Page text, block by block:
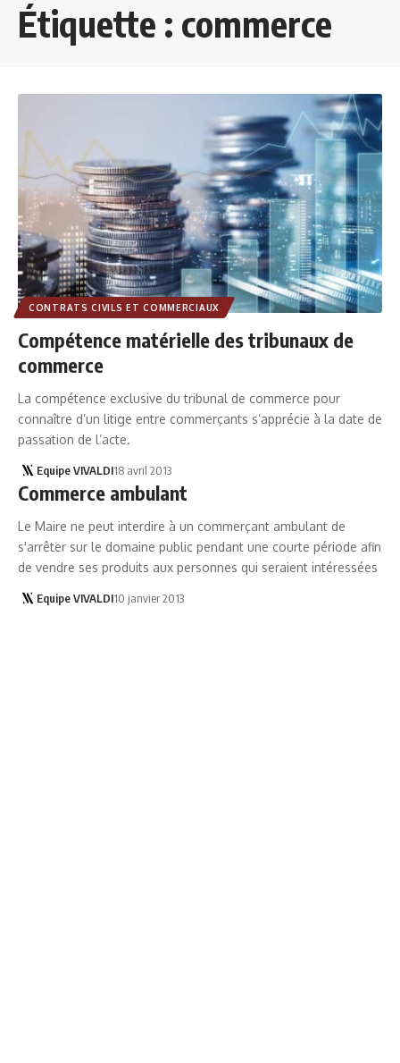
Étiquette : commerce
CONTRATS CIVILS ET COMMERCIAUX
Compétence matérielle des tribunaux de
commerce
La compétence exclusive du tribunal de commerce pour
connaître d’un litige entre commerçants s’apprécie à la date de
passation de l’acte.
Equipe VIVALDI18 avril 2013
Commerce ambulant
Le Maire ne peut interdire à un commerçant ambulant de
s'arrêter sur le domaine public pendant une courte période afin
de vendre ses produits aux personnes qui seraient intéressées
Equipe VIVALDI10 janvier 2013